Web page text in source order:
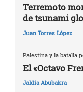
Terremoto
de tsunami
Juan Torres López
Palestina y la batalla
El «Octavo
Jaldía Abubakra